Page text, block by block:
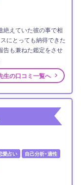
絶えていた彼の事で相
にとっても納得できた
告も兼ねた鑑定をさせ
生の口コミ一覧へ
愛占い 自己分析・適性